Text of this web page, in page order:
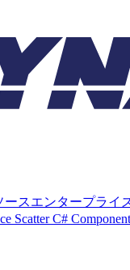
ースエンタープライ
Scatter C# Component